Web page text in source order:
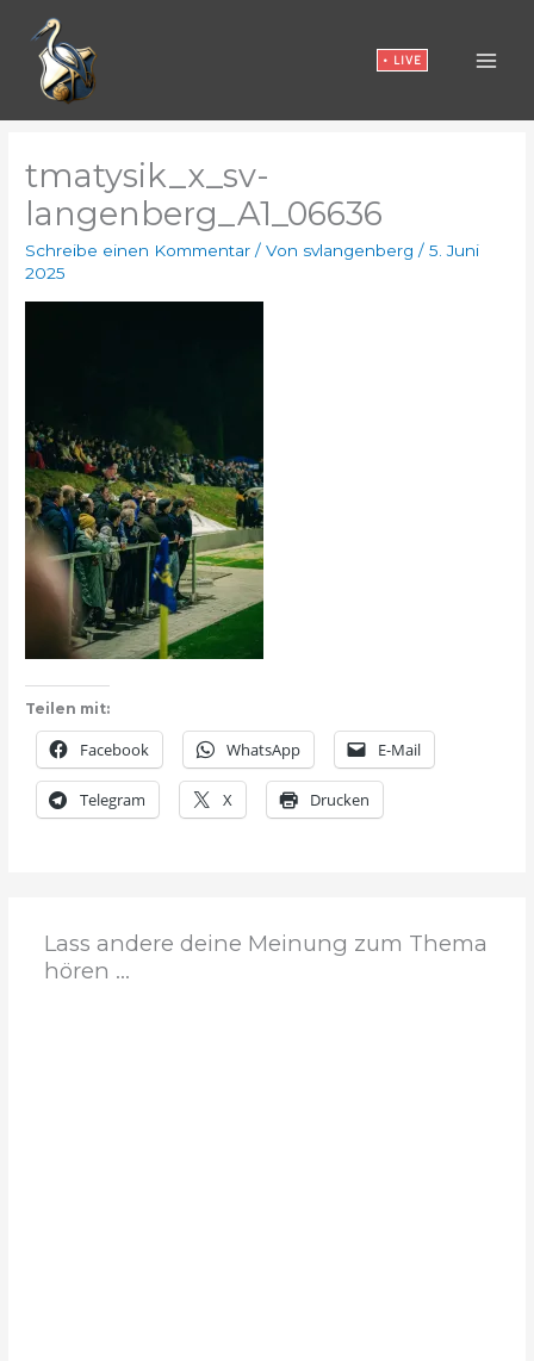
Inhalt
springen
• LIVE
tmatysik_x_sv-
langenberg_A1_06636
Schreibe einen Kommentar / Von svlangenberg/5. Juni
2025
Teilen mit:
Facebook WhatsApp E-Mail
Telegram X Drucken
Lass andere deine Meinung zum Thema
hören ...